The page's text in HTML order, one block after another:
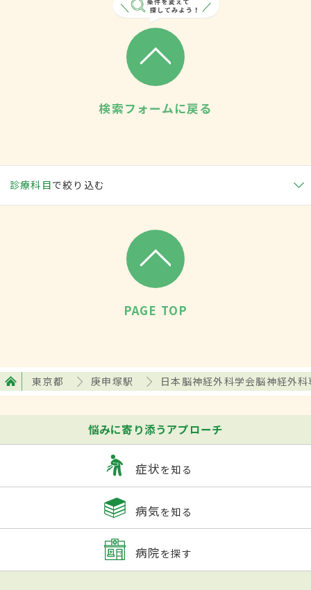
検索フォームに戻る
診療科目で絞り込む
PAGE TOP
東京都 庚申塚駅 日本脳神経外科学会脳神経外
悩みに寄り添うアプローチ
症状を知る
病気を知る
病院を探す